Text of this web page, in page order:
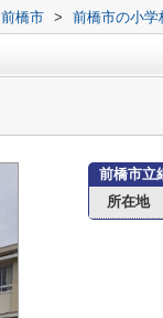
前橋市 > 前橋市の小学
前橋市立
所在地